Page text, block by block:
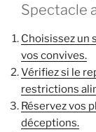
Spectacle
Choisissez un
vos convives.
Vérifiez si le
restrictions
Réservez vos
déceptions.